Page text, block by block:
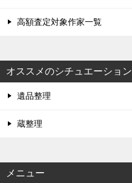
高額査定対象作家一覧
オススメのシチュエーション
遺品整理
蔵整理
メニュー